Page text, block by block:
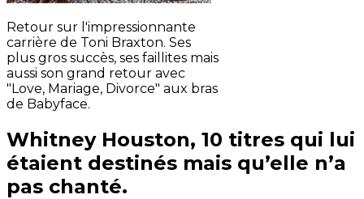
Retour sur l'impressionnante
carrière de Toni Braxton. Ses
plus gros succès, ses faillites mais
aussi son grand retour avec
"Love, Mariage, Divorce" aux bras
de Babyface.
Whitney Houston, 10 titres qui lui
étaient destinés mais qu’elle n’a
pas chanté.